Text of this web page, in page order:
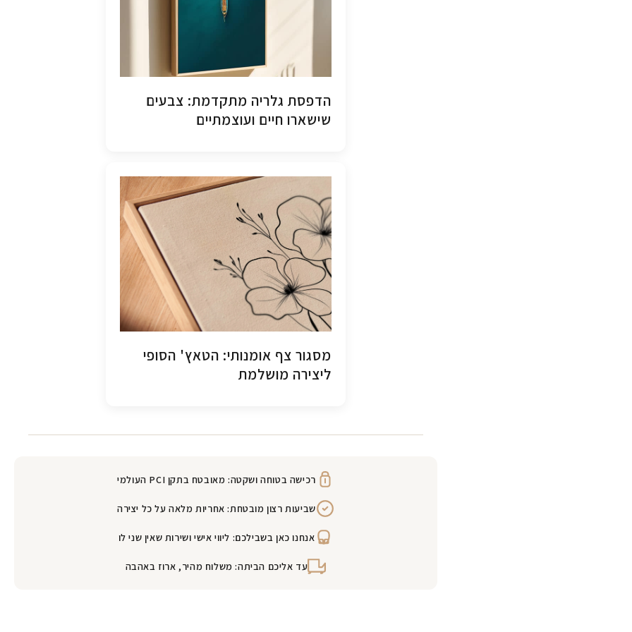
הדפסת גלריה מתקדמת: צבעים
שישארו חיים ועוצמתיים
מסגור צף אומנותי: הטאץ' הסופי
ליצירה מושלמת
רכישה בטוחה ושקטה: מאובטח בתקן PCI העולמי
שביעות רצון מובטחת: אחריות מלאה על כל יצירה
אנחנו כאן בשבילכם: ליווי אישי ושירות שאין שני לו
עד אליכם הביתה: משלוח מהיר, ארוז באהבה